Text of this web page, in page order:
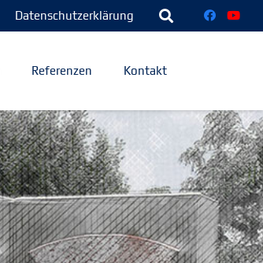
Datenschutzerklärung
Referenzen Kontakt